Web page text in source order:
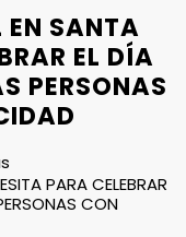
EN SANTA
EL DÍA
PERSONAS
PARA CELEBRAR
CON